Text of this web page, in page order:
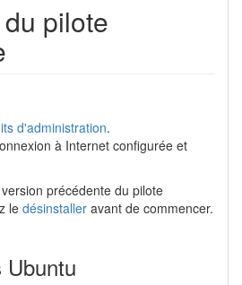
pilote
d'administration.
à Internet configurée et
précédente du pilote
le désinstaller avant de commencer.